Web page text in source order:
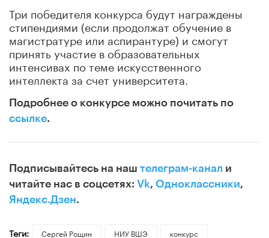
Три победителя конкурса будут награждены
стипендиями (если продолжат обучение в
магистратуре или аспирантуре) и смогут
принять участие в образовательных
интенсивах по теме искусственного
интеллекта за счет университета.
Подробнее о конкурсе можно почитать по
ссылке.
Подписывайтесь на наш телеграм-канал и
читайте нас в соцсетях: Vk, Одноклассники,
Яндекс.Дзен.
Теги: Сергей Рощин НИУ ВШЭ конкурс